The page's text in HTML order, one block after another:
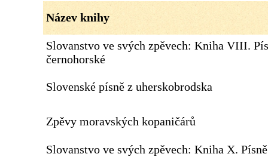
Název knihy
Slovanstvo ve svých zpěvech: Kniha VIII.
černohorské
Slovenské písně z uherskobrodska
Zpěvy moravských kopaničárů
Slovanstvo ve svých zpěvech: Kniha X.